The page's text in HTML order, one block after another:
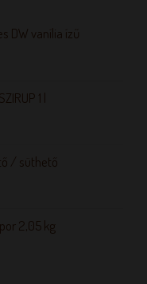
DW vanília ízű
1 l
/ süthető
2,05 kg